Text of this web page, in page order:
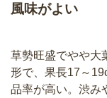
風味がよい
草勢旺盛でやや大
形で、果長17～
品率が高い。渋み